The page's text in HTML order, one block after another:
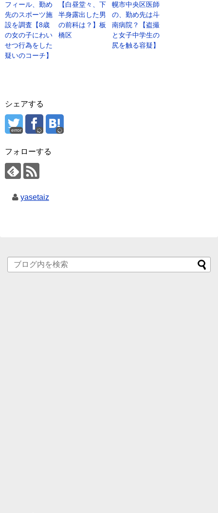
フィール、勤め
先のスポーツ施
設を調査【8歳
の女の子にわい
せつ行為をした
疑いのコーチ】
【白昼堂々、下
半身露出した男
の前科は？】板
橋区
幌市中央区医師
の、勤め先は斗
南病院？【盗撮
と女子中学生の
尻を触る容疑】
シェアする
error
フォローする
yasetaiz